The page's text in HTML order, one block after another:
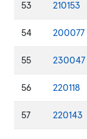
53 210153
54 200077
55 230047
56 220118
57 220143